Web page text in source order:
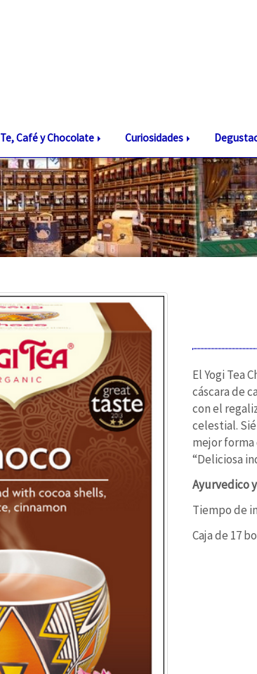
Te, Café y Chocolate Curiosidades
El Yogi Tea
cáscara de
con el
celestial.
mejor forma
“Deliciosa
Ayurvedico
Tiempo de
Caja de 17